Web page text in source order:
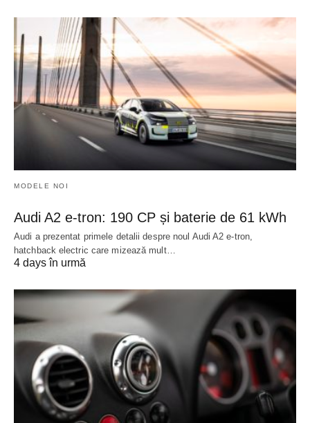
MODELE NOI
Audi A2 e-tron: 190 CP și baterie de 61 kWh
Audi a prezentat primele detalii despre noul Audi A2 e-tron,
hatchback electric care mizează mult…
4 days în urmă